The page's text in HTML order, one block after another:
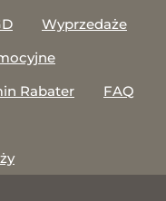
Wyprzedaże
Rabater
FAQ